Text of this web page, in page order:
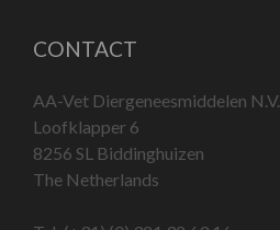
CONTACT
AA-Vet Diergeneesmiddelen N.V.
Loofklapper 6
8256 SL Biddinghuizen
The Netherlands